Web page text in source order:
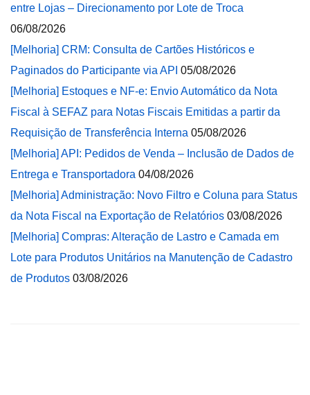
entre Lojas – Direcionamento por Lote de Troca
06/08/2026
[Melhoria] CRM: Consulta de Cartões Históricos e
Paginados do Participante via API 05/08/2026
[Melhoria] Estoques e NF-e: Envio Automático da Nota
Fiscal à SEFAZ para Notas Fiscais Emitidas a partir da
Requisição de Transferência Interna 05/08/2026
[Melhoria] API: Pedidos de Venda – Inclusão de Dados de
Entrega e Transportadora 04/08/2026
[Melhoria] Administração: Novo Filtro e Coluna para Status
da Nota Fiscal na Exportação de Relatórios 03/08/2026
[Melhoria] Compras: Alteração de Lastro e Camada em
Lote para Produtos Unitários na Manutenção de Cadastro
de Produtos 03/08/2026